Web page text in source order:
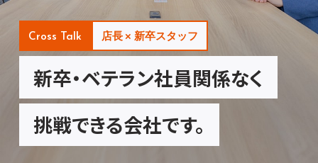
Cross Talk 店長 × 新卒スタッフ
新卒・ベテラン社員関係なく
挑戦できる会社です。